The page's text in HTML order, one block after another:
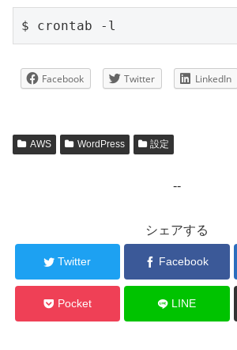
$ crontab -l
Facebook Twitter LinkedIn
AWS WordPress 設定
--
シェアする
Twitter Facebook
Pocket LINE